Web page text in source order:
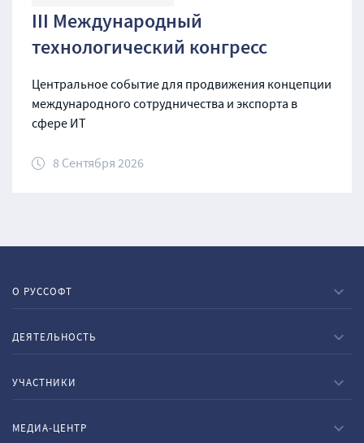
III Международный
технологический конгресс
Центральное событие для продвижения концепции
международного сотрудничества и экспорта в
сфере ИТ
8 Сентября 2026
О РУССОФТ
ДЕЯТЕЛЬНОСТЬ
УЧАСТНИКИ
МЕДИА-ЦЕНТР